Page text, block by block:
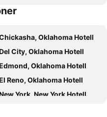
Oklahoma Hotell
City, Oklahoma Hotell
Oklahoma Hotell
Reno, Oklahoma Hotell
York, New York Hotell